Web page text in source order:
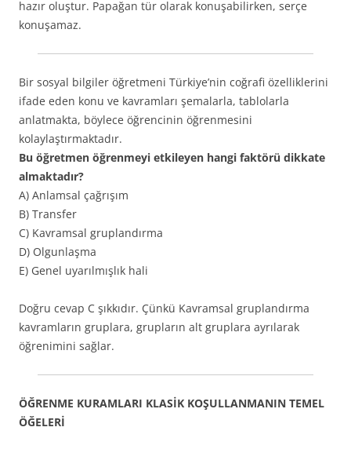
hazır oluştur. Papağan tür olarak konuşabilirken, serçe
konuşamaz.
Bir sosyal bilgiler öğretmeni Türkiye’nin coğrafi özelliklerini
ifade eden konu ve kavramları şemalarla, tablolarla
anlatmakta, böylece öğrencinin öğrenmesini
kolaylaştırmaktadır.
Bu öğretmen öğrenmeyi etkileyen hangi faktörü dikkate
almaktadır?
A) Anlamsal çağrışım
B) Transfer
C) Kavramsal gruplandırma
D) Olgunlaşma
E) Genel uyarılmışlık hali
Doğru cevap C şıkkıdır. Çünkü Kavramsal gruplandırma
kavramların gruplara, grupların alt gruplara ayrılarak
öğrenimini sağlar.
ÖĞRENME KURAMLARI KLASİK KOŞULLANMANIN TEMEL
ÖĞELERİ